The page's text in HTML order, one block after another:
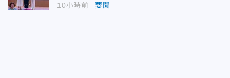
10小時前 要聞